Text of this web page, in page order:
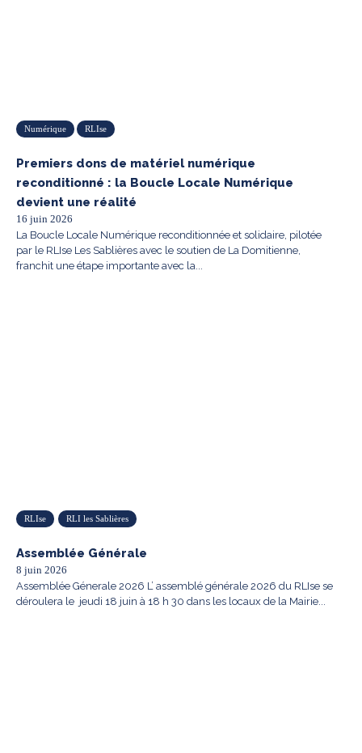
Numérique RLIse
Premiers dons de matériel numérique
reconditionné : la Boucle Locale Numérique
devient une réalité
16 juin 2026
La Boucle Locale Numérique reconditionnée et solidaire, pilotée
par le RLIse Les Sablières avec le soutien de La Domitienne,
franchit une étape importante avec la...
RLIse RLI les Sablières
Assemblée Générale
8 juin 2026
Assemblée Génerale 2026 L’ assemblé générale 2026 du RLIse se
déroulera le jeudi 18 juin à 18 h 30 dans les locaux de la Mairie...